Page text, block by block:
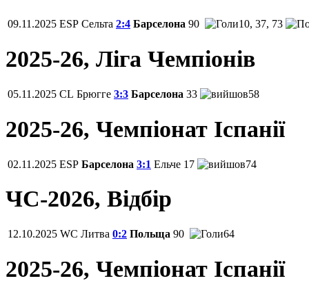
09.11.2025 ESP Сельта 2:4 Барселона 90 10, 37, 73
2025-26, Ліга Чемпіонів
05.11.2025 CL Брюгге 3:3 Барселона 33 58
2025-26, Чемпiонат Іспанії
02.11.2025 ESP Барселона 3:1 Ельче 17 74
ЧС-2026, Відбір
12.10.2025 WC Литва 0:2 Польща 90 64
2025-26, Чемпiонат Іспанії